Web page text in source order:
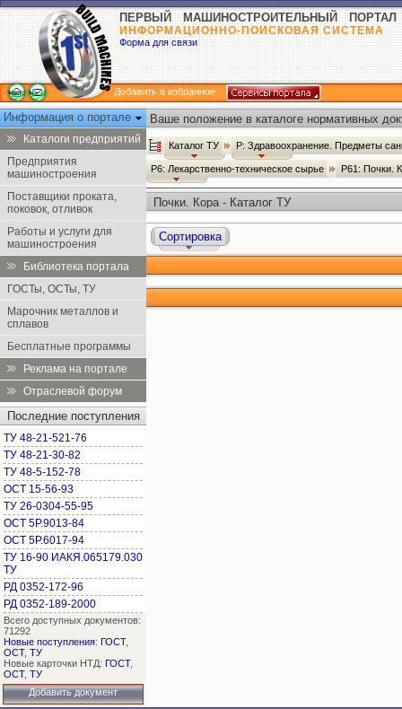
ПЕРВЫЙ МАШИНОСТРОИТЕЛЬНЫЙ ПОРТАЛ
ИНФОРМАЦИОННО-ПОИСКОВАЯ СИСТЕМА
Форма для связи
Добавить в избранное
Информация о портале
Каталоги предприятий
Предприятия
машиностроения
Поставщики проката,
поковок, отливок
Работы и услуги для
машиностроения
Библиотека портала
ГОСТы, ОСТы, ТУ
Марочник металлов и
сплавов
Бесплатные программы
Реклама на портале
Отраслевой форум
Последние поступления
ТУ 48-21-521-76
ТУ 48-21-30-82
ТУ 48-5-152-78
ОСТ 15-56-93
ТУ 26-0304-55-95
ОСТ 5Р.9013-84
ОСТ 5Р.6017-94
ТУ 16-90 ИАКЯ.065179.030
ТУ
РД 0352-172-96
РД 0352-189-2000
Всего доступных документов:
71292
Новые поступления: ГОСТ,
ОСТ, ТУ
Новые карточки НТД: ГОСТ,
ОСТ, ТУ
Добавить документ
Ваше положение в каталоге нормативных
Каталог ТУ Р: Здравоохранение. Предметы
Р6: Лекарственно-техническое сырье Р61: Почки.
Почки. Кора - Каталог ТУ
Сортировка